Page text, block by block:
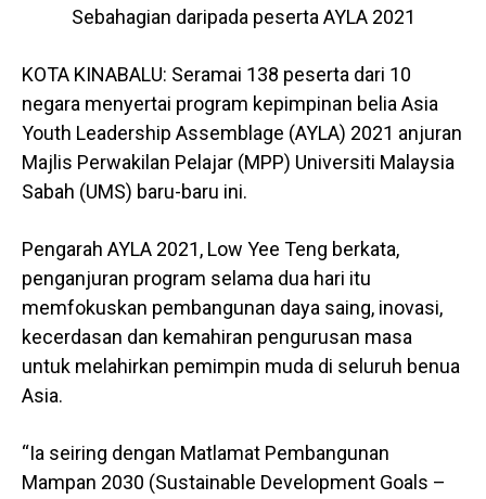
Sebahagian daripada peserta AYLA 2021
KOTA KINABALU: Seramai 138 peserta dari 10
negara menyertai program kepimpinan belia Asia
Youth Leadership Assemblage (AYLA) 2021 anjuran
Majlis Perwakilan Pelajar (MPP) Universiti Malaysia
Sabah (UMS) baru-baru ini.
Pengarah AYLA 2021, Low Yee Teng berkata,
penganjuran program selama dua hari itu
memfokuskan pembangunan daya saing, inovasi,
kecerdasan dan kemahiran pengurusan masa
untuk melahirkan pemimpin muda di seluruh benua
Asia.
“Ia seiring dengan Matlamat Pembangunan
Mampan 2030 (Sustainable Development Goals –